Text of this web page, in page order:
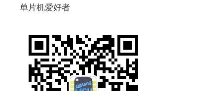
单片机爱好者